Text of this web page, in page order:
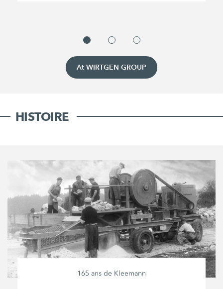
At WIRTGEN GROUP
HISTOIRE
165 ans de Kleemann